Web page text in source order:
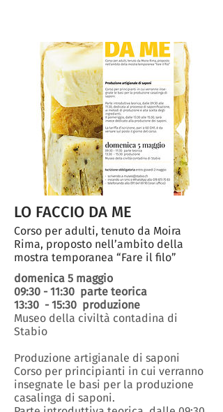
LO FACCIO DA ME
Corso per adulti, tenuto da Moira
Rima, proposto nell’ambito della
mostra temporanea “Fare il filo”
domenica 5 maggio
09:30 - 11:30 parte teorica
13:30 - 15:30 produzione
Museo della civiltà contadina di
Stabio
Produzione artigianale di saponi
Corso per principianti in cui verranno
insegnate le basi per la produzione
casalinga di saponi.